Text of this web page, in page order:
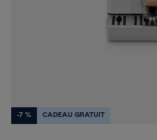
-7 % CADEAU GRATUIT